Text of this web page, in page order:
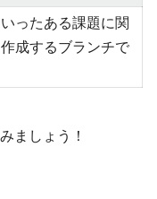
ったある課題に関
成するブランチで
ましょう！